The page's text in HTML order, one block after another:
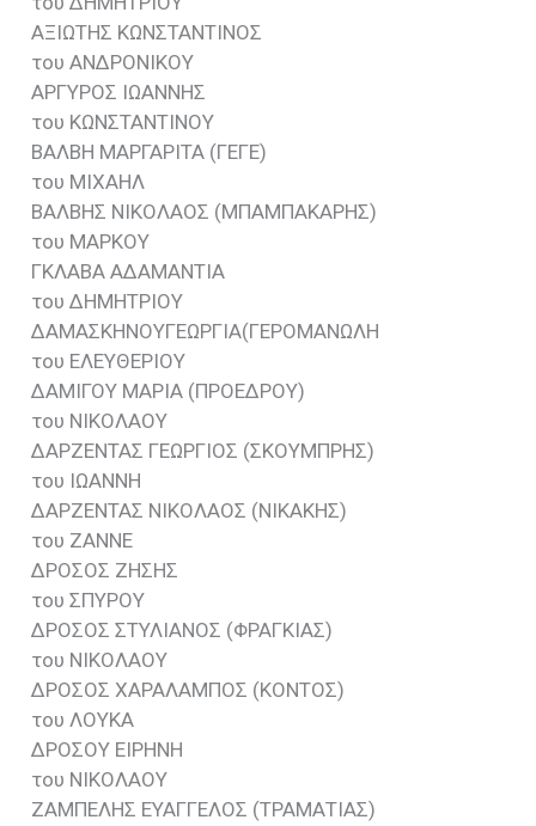
ΑΞΙΩΤΗΣ ΚΩΝΣΤΑΝΤΙΝΟΣ
του ΑΝΔΡΟΝΙΚΟΥ
ΑΡΓΥΡΟΣ ΙΩΑΝΝΗΣ
του ΚΩΝΣΤΑΝΤΙΝΟΥ
ΒΑΛΒΗ ΜΑΡΓΑΡΙΤΑ (ΓΕΓΕ)
του ΜΙΧΑΗΛ
ΒΑΛΒΗΣ ΝΙΚΟΛΑΟΣ (ΜΠΑΜΠΑΚΑΡΗΣ)
του ΜΑΡΚΟΥ
ΓΚΛΑΒΑ ΑΔΑΜΑΝΤΙΑ
του ΔΗΜΗΤΡΙΟΥ
ΔΑΜΑΣΚΗΝΟΥΓΕΩΡΓΙΑ(ΓΕΡΟΜΑΝΩΛΗ
του ΕΛΕΥΘΕΡΙΟΥ
ΔΑΜΙΓΟΥ ΜΑΡΙΑ (ΠΡΟΕΔΡΟΥ)
του ΝΙΚΟΛΑΟΥ
ΔΑΡΖΕΝΤΑΣ ΓΕΩΡΓΙΟΣ (ΣΚΟΥΜΠΡΗΣ)
του ΙΩΑΝΝΗ
ΔΑΡΖΕΝΤΑΣ ΝΙΚΟΛΑΟΣ (ΝΙΚΑΚΗΣ)
του ΖΑΝΝΕ
ΔΡΟΣΟΣ ΖΗΣΗΣ
του ΣΠΥΡΟΥ
ΔΡΟΣΟΣ ΣΤΥΛΙΑΝΟΣ (ΦΡΑΓΚΙΑΣ)
του ΝΙΚΟΛΑΟΥ
ΔΡΟΣΟΣ ΧΑΡΑΛΑΜΠΟΣ (ΚΟΝΤΟΣ)
του ΛΟΥΚΑ
ΔΡΟΣΟΥ ΕΙΡΗΝΗ
του ΝΙΚΟΛΑΟΥ
ΖΑΜΠΕΛΗΣ ΕΥΑΓΓΕΛΟΣ (ΤΡΑΜΑΤΙΑΣ)